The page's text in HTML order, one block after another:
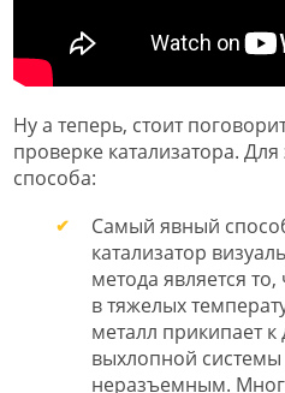
Ну а теперь, стоит
проверке катализатора. Для
способа:
Самый явный
катализатор
метода является
в тяжелых
металл прикипает к
выхлопной системы
неразъемным.